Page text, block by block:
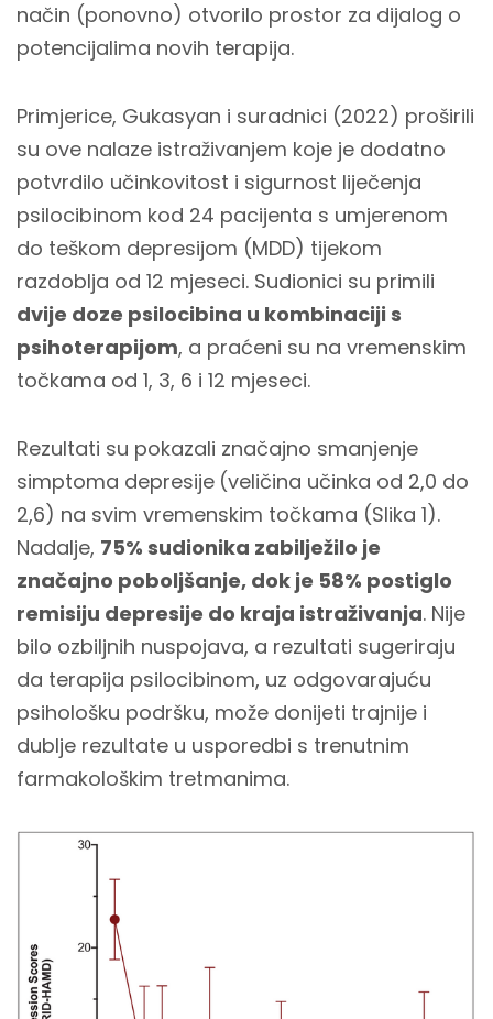
način (ponovno) otvorilo prostor za dijalog o
potencijalima novih terapija.
Primjerice, Gukasyan i suradnici (2022) proširili
su ove nalaze istraživanjem koje je dodatno
potvrdilo učinkovitost i sigurnost liječenja
psilocibinom kod 24 pacijenta s umjerenom
do teškom depresijom (MDD) tijekom
razdoblja od 12 mjeseci. Sudionici su primili
dvije doze psilocibina u kombinaciji s
psihoterapijom, a praćeni su na vremenskim
točkama od 1, 3, 6 i 12 mjeseci.
Rezultati su pokazali značajno smanjenje
simptoma depresije (veličina učinka od 2,0 do
2,6) na svim vremenskim točkama (Slika 1).
Nadalje, 75% sudionika zabilježilo je
značajno poboljšanje, dok je 58% postiglo
remisiju depresije do kraja istraživanja. Nije
bilo ozbiljnih nuspojava, a rezultati sugeriraju
da terapija psilocibinom, uz odgovarajuću
psihološku podršku, može donijeti trajnije i
dublje rezultate u usporedbi s trenutnim
farmakološkim tretmanima.